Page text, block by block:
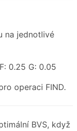
na jednotlivé
0.25 G: 0.05
operaci FIND.
BVS, když